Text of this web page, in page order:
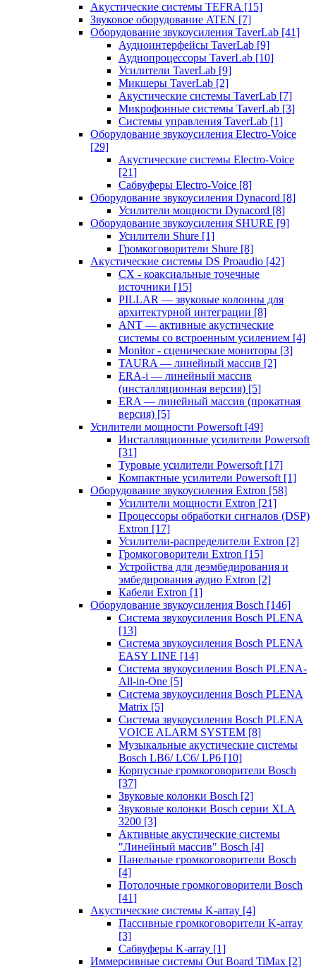
Акустические системы TEFRA [15]
Звуковое оборудование ATEN [7]
Оборудование звукоусиления TaverLab [41]
Аудиоинтерфейсы TaverLab [9]
Аудиопроцессоры TaverLab [10]
Усилители TaverLab [9]
Микшеры TaverLab [2]
Акустические системы TaverLab [7]
Микрофонные системы TaverLab [3]
Системы управления TaverLab [1]
Оборудование звукоусиления Electro-Voice
[29]
Акустические системы Electro-Voice
[21]
Сабвуферы Electro-Voice [8]
Оборудование звукоусиления Dynacord [8]
Усилители мощности Dynacord [8]
Оборудование звукоусиления SHURE [9]
Усилители Shure [1]
Громкоговорители Shure [8]
Акустические системы DS Proaudio [42]
CX - коаксиальные точечные
источники [15]
PILLAR — звуковые колонны для
архитектурной интеграции [8]
ANT — активные акустические
системы со встроенным усилением [4]
Monitor - сценические мониторы [3]
TAURA — линейный массив [2]
ERA-i — линейный массив
(инсталляционная версия) [5]
ERA — линейный массив (прокатная
версия) [5]
Усилители мощности Powersoft [49]
Инсталляционные усилители Powersoft
[31]
Туровые усилители Powersoft [17]
Компактные усилители Powersoft [1]
Оборудование звукоусиления Extron [58]
Усилители мощности Extron [21]
Процессоры обработки сигналов (DSP)
Extron [17]
Усилители-распределители Extron [2]
Громкоговорители Extron [15]
Устройства для деэмбедирования и
эмбедирования аудио Extron [2]
Кабели Extron [1]
Оборудование звукоусиления Bosch [146]
Система звукоусиления Bosch PLENA
[13]
Система звукоусиления Bosch PLENA
EASY LINE [14]
Система звукоусиления Bosch PLENA-
All-in-One [5]
Система звукоусиления Bosch PLENA
Matrix [5]
Система звукоусиления Bosch PLENA
VOICE ALARM SYSTEM [8]
Музыкальные акустические системы
Bosch LB6/ LC6/ LP6 [10]
Корпусные громкоговорители Bosch
[37]
Звуковые колонки Bosch [2]
Звуковые колонки Bosch серии XLA
3200 [3]
Активные акустические системы
"Линейный массив" Bosch [4]
Панельные громкоговорители Bosch
[4]
Потолочные громкоговорители Bosch
[41]
Акустические системы K-array [4]
Пассивные громкоговорители K-array
[3]
Сабвуферы K-array [1]
Иммерсивные системы Out Board TiMax [2]